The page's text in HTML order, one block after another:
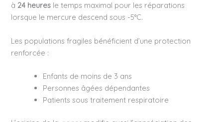
à 24 heures le temps maximal pour les réparations
lorsque le mercure descend sous -5°C.
Les populations fragiles bénéficient d’une protection
renforcée :
Enfants de moins de 3 ans
Personnes âgées dépendantes
Patients sous traitement respiratoire